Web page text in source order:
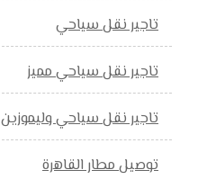
تاجير نقل سياحي
تاجير نقل سياحي مميز
تاجير نقل سياحي وليموزين
توصيل مطار القاهرة